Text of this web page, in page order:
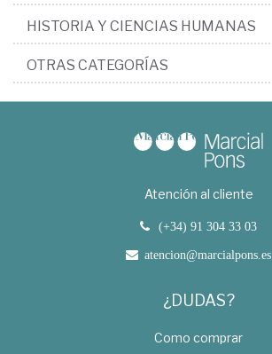
HISTORIA Y CIENCIAS HUMANAS
OTRAS CATEGORÍAS
Atención al cliente
(+34) 91 304 33 03
atencion@marcialpons.es
¿DUDAS?
Como comprar